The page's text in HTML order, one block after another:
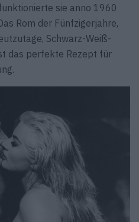
sie anno 1960
Rom der Fünfzigerjahre,
Schwarz-Weiß-
das perfekte Rezept für